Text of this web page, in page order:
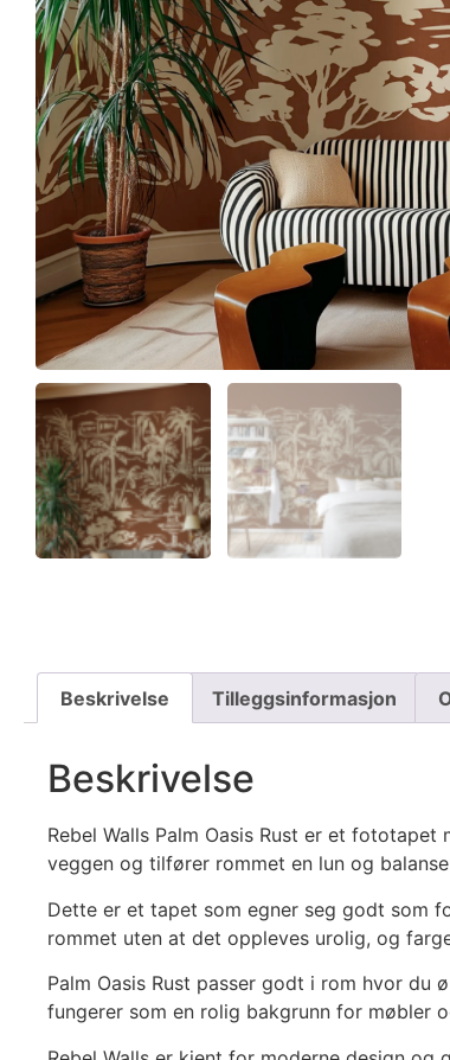
Beskrivelse Tilleggsinformasjon
Beskrivelse
Rebel Walls Palm Oasis Rust er et
veggen og tilfører rommet en lun og
Dette er et tapet som egner seg godt som
rommet uten at det oppleves urolig, og
Palm Oasis Rust passer godt i rom hvor
fungerer som en rolig bakgrunn for møbler